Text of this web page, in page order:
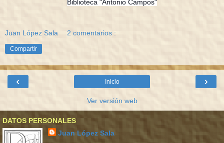
Biblioteca "Antonio Campos"
Juan López Sala 2 comentarios :
Compartir
‹ ›
Inicio
Ver versión web
DATOS PERSONALES
Juan López Sala